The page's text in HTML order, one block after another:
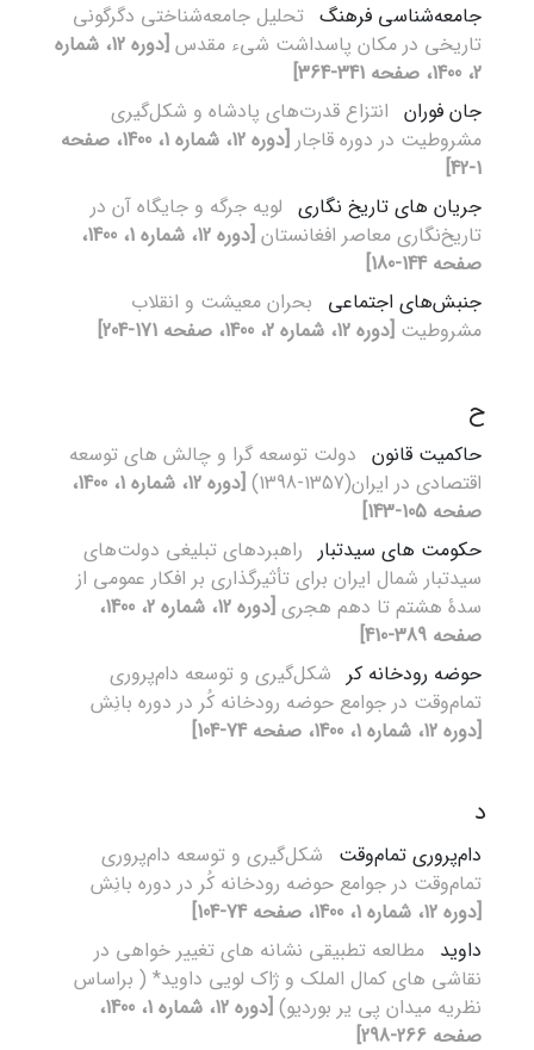
جامعه‌شناسی فرهنگ تحلیل جامعه‌شناختی دگرگونی
تاریخی در مکان پاسداشت شیء مقدس
[دوره 12، شماره
2، 1400، صفحه 341-364]
جان فوران انتزاع قدرت‌های پادشاه و شکل‌گیری
مشروطیت در دوره قاجار
[دوره 12، شماره 1، 1400، صفحه
1-42]
جریان های تاریخ نگاری لویه جرگه‌ و جایگاه آن در
تاریخ‌نگاری معاصر افغانستان
[دوره 12، شماره 1، 1400،
صفحه 144-180]
جنبش‌‌های اجتماعی بحران معیشت و انقلاب
مشروطیت [دوره 12، شماره 2، 1400، صفحه 171-204]
ح
حاکمیت قانون دولت توسعه گرا و چالش های توسعه
اقتصادی در ایران(1357-1398)
[دوره 12، شماره 1، 1400،
صفحه 105-143]
حکومت های سیدتبار راهبردهای تبلیغی دولت‌های
سیدتبار شمال ایران برای تأثیرگذاری بر افکار عمومی از
سدۀ هشتم تا دهم هجری
[دوره 12، شماره 2، 1400،
صفحه 389-410]
حوضه رودخانه کر شکل‌گیری و توسعه دام‌پروری
تمام‌وقت در جوامع حوضه رودخانه کُر در دوره بانِش
[دوره 12، شماره 1، 1400، صفحه 74-104]
د
دام‌پروری تمام‌وقت شکل‌گیری و توسعه دام‌پروری
تمام‌وقت در جوامع حوضه رودخانه کُر در دوره بانِش
[دوره 12، شماره 1، 1400، صفحه 74-104]
داوید مطالعه تطبیقی نشانه های تغییر خواهی در
نقاشی های کمال الملک و ژاک لویی داوید* ( براساس
نظریه میدان پی یر بوردیو)
[دوره 12، شماره 1، 1400،
صفحه 266-298]